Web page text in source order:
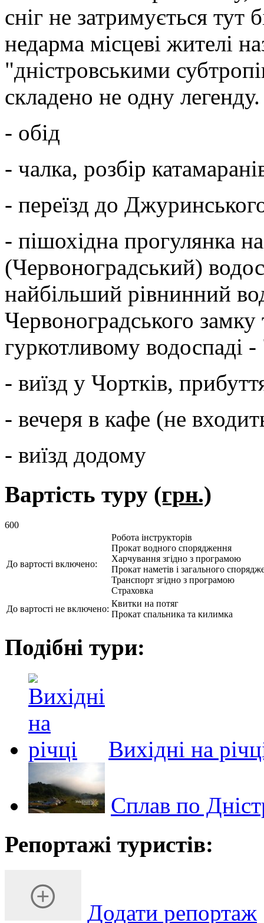
сніг не затримується тут
недарма місцеві жителі
"дністровськими
складено не одну легенду.
- обід
- чалка, розбір
- переїзд до
- пішохідна прогулянка
(Червоноградський)
найбільший рівнинний
Червоноградського
гуркотливому водоспаді
- виїзд у Чортків,
- вечеря в кафе (не
- виїзд додому
Вартість туру (грн.)
600
До вартості включено:
Робота інструкторів
Прокат водного спорядження
Харчування згідно з програмою
Прокат наметів і загального
Транспорт згідно з програмою
Страховка
До вартості не включено:
Квитки на потяг
Прокат спальника та килимка
Подібні тури:
Вихідні на
Сплав по
Репортажі туристів:
Додати репортаж